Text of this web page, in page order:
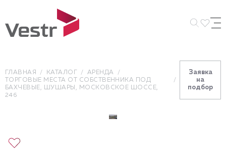
Искать
ГЛАВНАЯ КАТАЛОГ
АРЕНДА
ТОРГОВЫЕ МЕСТА ОТ СОБСТВЕННИКА ПОД
БАХЧЕВЫЕ, ШУШАРЫ, МОСКОВСКОЕ ШОССЕ,
246
Заявка
на
подбор